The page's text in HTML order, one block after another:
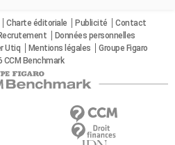
Charte éditoriale Publicité
Contact
Données personnelles
Utiq Mentions légales
Groupe Figaro
CCM Benchmark